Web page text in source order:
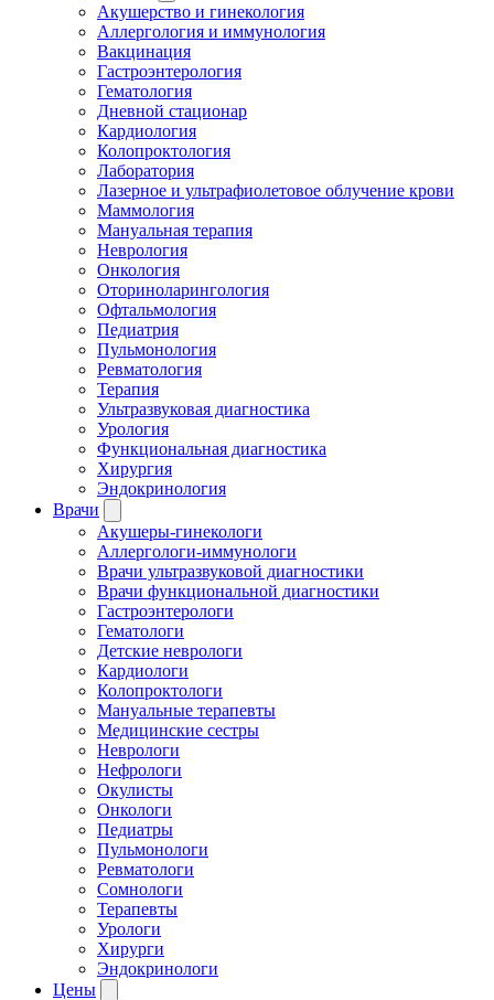
Акушерство и гинекология
Аллергология и иммунология
Вакцинация
Гастроэнтерология
Гематология
Дневной стационар
Кардиология
Колопроктология
Лаборатория
Лазерное и ультрафиолетовое облучение крови
Маммология
Мануальная терапия
Неврология
Онкология
Оториноларингология
Офтальмология
Педиатрия
Пульмонология
Ревматология
Терапия
Ультразвуковая диагностика
Урология
Функциональная диагностика
Хирургия
Эндокринология
Врачи
Акушеры-гинекологи
Аллергологи-иммунологи
Врачи ультразвуковой диагностики
Врачи функциональной диагностики
Гастроэнтерологи
Гематологи
Детские неврологи
Кардиологи
Колопроктологи
Мануальные терапевты
Медицинские сестры
Неврологи
Нефрологи
Окулисты
Онкологи
Педиатры
Пульмонологи
Ревматологи
Сомнологи
Терапевты
Урологи
Хирурги
Эндокринологи
Цены